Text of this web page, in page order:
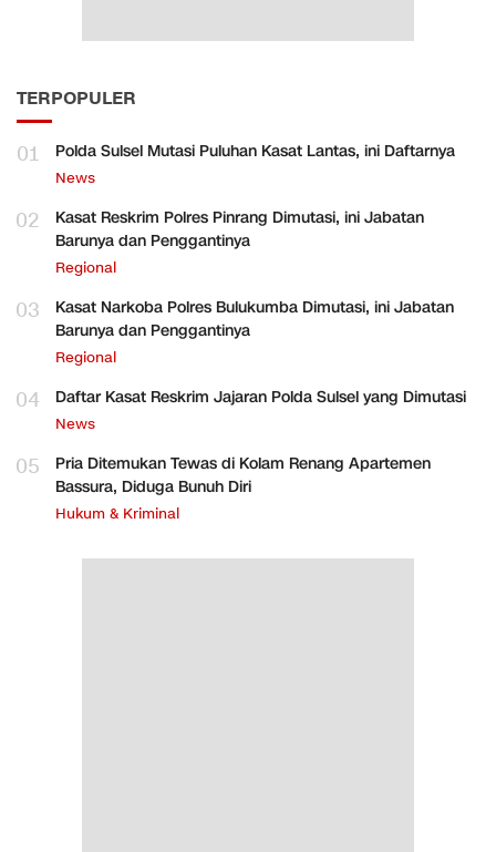
TERPOPULER
01 Polda Sulsel Mutasi Puluhan Kasat Lantas, ini Daftarnya
News
02
Kasat Reskrim Polres Pinrang Dimutasi, ini Jabatan
Barunya dan Penggantinya
Regional
03
Kasat Narkoba Polres Bulukumba Dimutasi, ini Jabatan
Barunya dan Penggantinya
Regional
04 Daftar Kasat Reskrim Jajaran Polda Sulsel yang Dimutasi
News
05
Pria Ditemukan Tewas di Kolam Renang Apartemen
Bassura, Diduga Bunuh Diri
Hukum & Kriminal